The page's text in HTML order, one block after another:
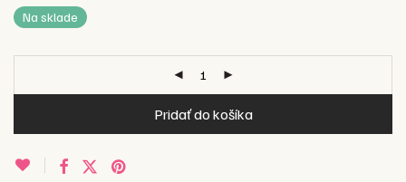
Na sklade
Pridať do košíka